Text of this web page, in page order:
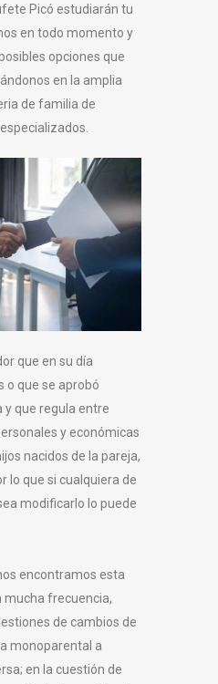
Picó estudiarán tu
en todo momento y
opciones que
en la amplia
de familia de
que en su día
o que se aprobó
que regula entre
y económicas
nacidos de la pareja,
lo que si cualquiera de
modificarlo lo puede
encontramos esta
mucha frecuencia,
de cambios de
monoparental a
en la cuestión de